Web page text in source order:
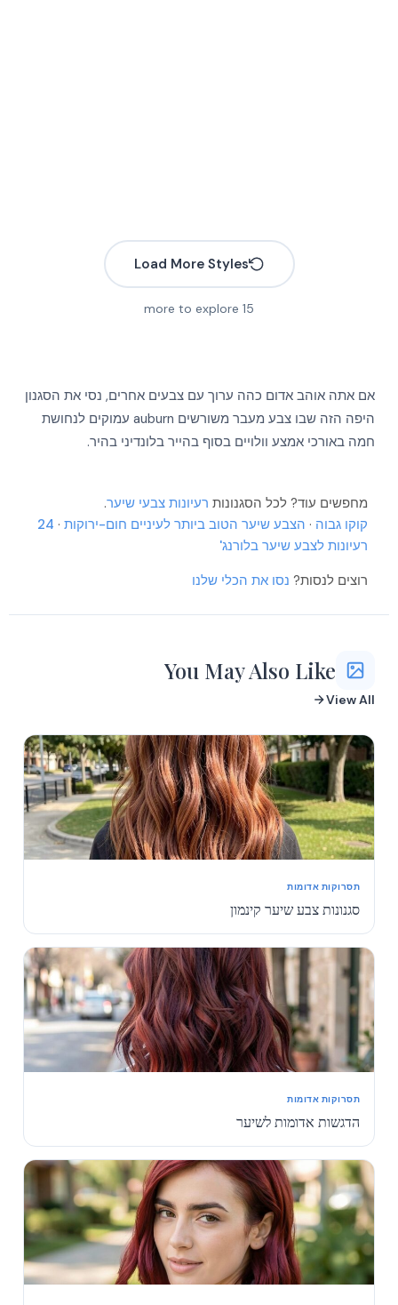
More
More
More
More
More
More
More
Load More Styles
15
אם אתה אוהב אדום כהה ערוך עם צבעים אחרים, נסי את הסגנון
היפה הזה שבו צבע מעבר משורשים auburn עמוקים לנחושת
חמה באורכי אמצע וולויים בסוף בהייר בלונדיני בהיר.
מחפשים עוד? לכל הסגנונות רעיונות צבעי שיער.
קוקו גבוה · הצבע שיער הטוב ביותר לעיניים חום-ירוקות ·
24
רעיונות לצבע שיער בלורנג'
רוצים לנסות? נסו את הכלי שלנו
You May Also Like
View All
תסרוקות אדומות
סגנונות צבע שיער קינמון
תסרוקות אדומות
הדגשות אדומות לשיער